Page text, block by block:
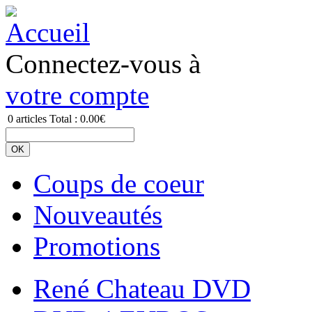
Connectez-vous à
votre compte
0 articles Total : 0.00€
Coups de coeur
Nouveautés
Promotions
René Chateau DVD